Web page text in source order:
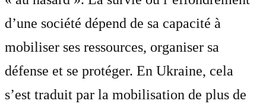
d’une société dépend de sa capacité à
mobiliser ses ressources, organiser sa
défense et se protéger. En Ukraine, cela
s’est traduit par la mobilisation de plus de